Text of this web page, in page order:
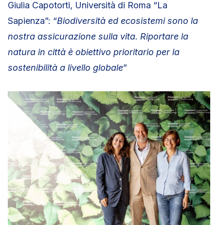
Giulia Capotorti, Università di Roma “La
Sapienza”: “Biodiversità ed ecosistemi sono la
nostra assicurazione sulla vita. Riportare la
natura in città è obiettivo prioritario per la
sostenibilità a livello globale”